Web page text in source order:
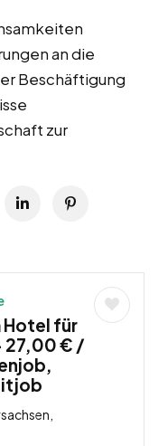
an die
Beschäftigung
zur
Hotel für
27,00 € /